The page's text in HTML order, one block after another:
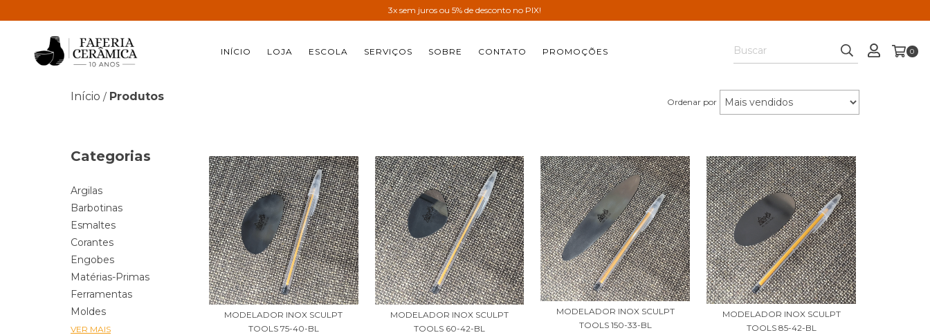
3x sem juros ou 5% de desconto no PIX!
INÍCIO LOJA ESCOLA SERVIÇOS SOBRE CONTATO PROMOÇÕES 0
Início / Produtos Ordenar por
Categorias
Argilas
Barbotinas
Esmaltes
Corantes
Engobes
Matérias-Primas
Ferramentas
Moldes
VER MAIS
MODELADOR INOX SCULPT
TOOLS 75-40-BL
MODELADOR INOX SCULPT
TOOLS 60-42-BL
MODELADOR INOX SCULPT
TOOLS 150-33-BL
MODELADOR INOX SCULPT
TOOLS 85-42-BL